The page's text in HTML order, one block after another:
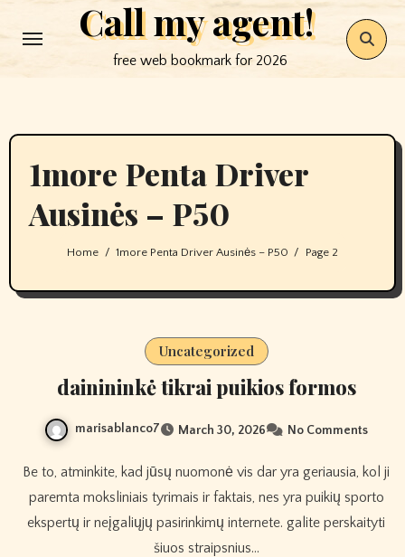
to
Call my agent!
free web bookmark for 2026
1more Penta Driver
Ausinės – P50
Home 1more Penta Driver Ausinės – P50 Page 2
Uncategorized
dainininkė tikrai puikios formos
marisablanco7 March 30, 2026 No Comments
Be to, atminkite, kad jūsų nuomonė vis dar yra geriausia, kol ji
paremta moksliniais tyrimais ir faktais, nes yra puikių sporto
ekspertų ir neįgaliųjų pasirinkimų internete. galite perskaityti
šiuos straipsnius…